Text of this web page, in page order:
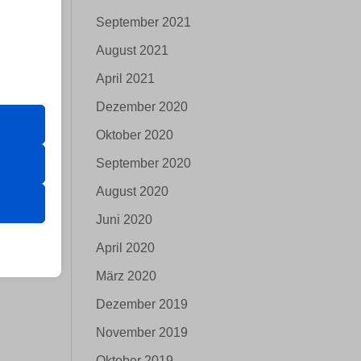
September 2021
August 2021
April 2021
Dezember 2020
Oktober 2020
September 2020
August 2020
Juni 2020
April 2020
März 2020
Dezember 2019
November 2019